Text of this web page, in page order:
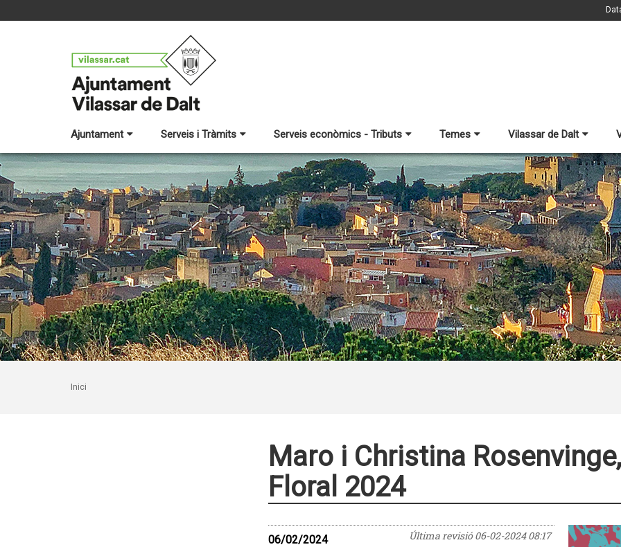
Ajuntament Serveis i Tràmits Serveis econòmics - Tributs Temes Vilassar de Dalt
Inici
Maro i Christina
Floral 2024
Última revisió06-02-2024 08:17
06/02/2024